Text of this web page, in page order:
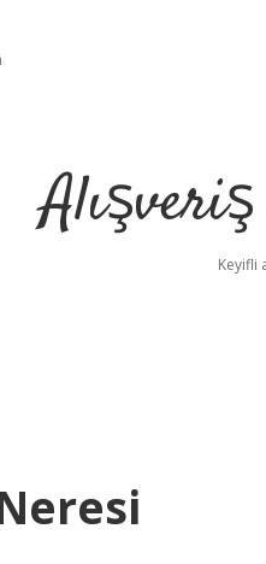
Keyifli